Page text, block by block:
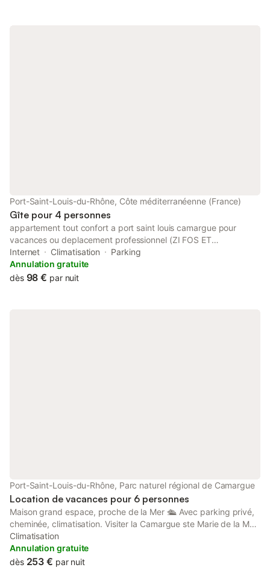
Port-Saint-Louis-du-Rhône, Côte méditerranéenne (France)
Gîte pour 4 personnes
appartement tout confort a port saint louis camargue pour
vacances ou deplacement professionnel (ZI FOS ET
DISTRIPORT A PROXIMITEE)n' hesitez pas a demander une
offre speciale pour long SEJOUR.Classé meublé de tourisme 2*
NOUVEAU EN 2015 MISTRAL APPARTEMENTS A OBTENU LE
Internet Climatisation
Parking
Annulation gratuite
dès 98 € par nuit
Port-Saint-Louis-du-Rhône, Parc naturel régional de Camargue
Location de vacances pour 6 personnes
Maison grand espace, proche de la Mer 🛳 Avec parking privé,
cheminée, climatisation. Visiter la Camargue ste Marie de la Mer,
les Beaux en Provence, îles du frioul,Arles.... Véranda plein sud
pour profiter en famille.
Climatisation
Annulation gratuite
dès 253 € par nuit